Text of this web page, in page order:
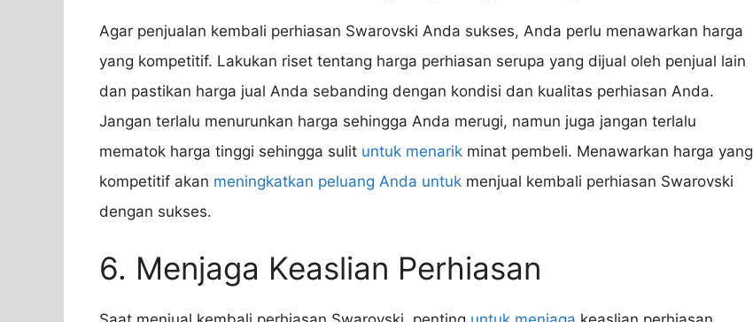
Agar penjualan kembali perhiasan Swarovski Anda sukses, Anda perlu menawarkan harga
yang kompetitif. Lakukan riset tentang harga perhiasan serupa yang dijual oleh penjual lain
dan pastikan harga jual Anda sebanding dengan kondisi dan kualitas perhiasan Anda.
Jangan terlalu menurunkan harga sehingga Anda merugi, namun juga jangan terlalu
mematok harga tinggi sehingga sulit untuk menarik minat pembeli. Menawarkan harga yang
kompetitif akan meningkatkan peluang Anda untuk menjual kembali perhiasan Swarovski
dengan sukses.
6. Menjaga Keaslian Perhiasan